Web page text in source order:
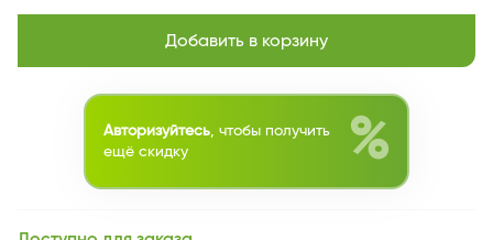
Добавить в корзину
Авторизуйтесь , чтобы получить
ещё скидку
%